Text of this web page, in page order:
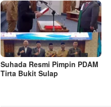
Suhada Resmi Pimpin PDAM
Tirta Bukit Sulap